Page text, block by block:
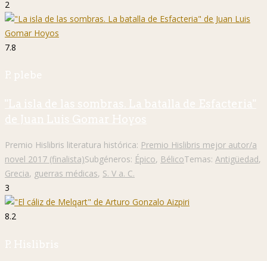
2
7.8
P. plebe
"La isla de las sombras. La batalla de Esfacteria"
de Juan Luis Gomar Hoyos
Premio Hislibris literatura histórica: Premio Hislibris mejor autor/a
novel 2017 (finalista)Subgéneros: Épico, BélicoTemas: Antigüedad,
Grecia, guerras médicas, S. V a. C.
3
8.2
P. Hislibris